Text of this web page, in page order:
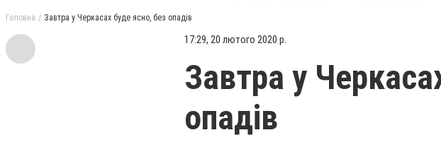
Головна Завтра у Черкасах буде ясно, без опадів
17:29, 20 лютого 2020 р.
Завтра у
опадів